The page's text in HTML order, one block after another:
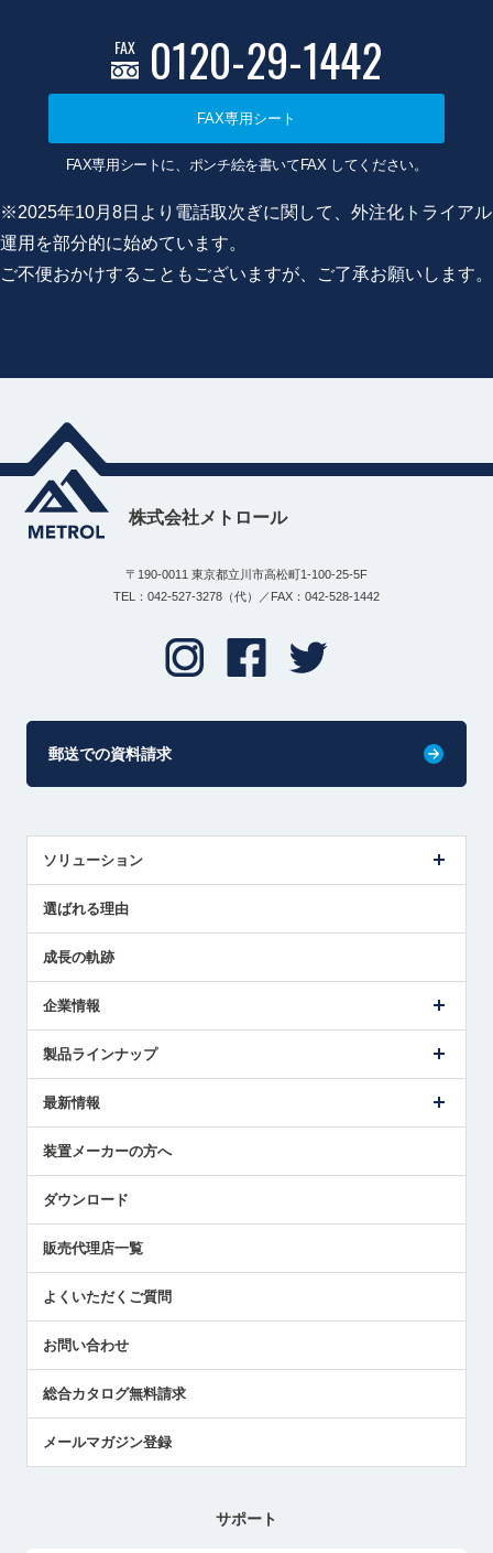
FAX 0120-29-1442
FAX専用シート
FAX専用シートに、ポンチ絵を書いてFAX してください。
※2025年10月8日より電話取次ぎに関して、外注化トライアル
運用を部分的に始めています。
ご不便おかけすることもございますが、ご了承お願いします。
株式会社メトロール
〒190-0011 東京都立川市高松町1-100-25-5F
TEL：042-527-3278（代）／FAX：042-528-1442
郵送での資料請求
ソリューション
解決策提案
選ばれる理由
成長の軌跡
企業情報
ごあいさつ
受賞履歴
採用情報
国/地域/言語
製品ラインナップ
ツールセッタ製品
エアマイクロセンサ製品
最新情報
メトロールの技術
社員ブログ
中小企業のBCP地震対策
センサのテクニカルガイド
社長ブログ
装置メーカーの方へ
ダウンロード
販売代理店一覧
よくいただくご質問
お問い合わせ
総合カタログ無料請求
メールマガジン登録
サポート